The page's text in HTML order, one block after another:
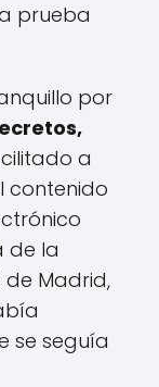
prueba
por
a
contenido
de la
Madrid,
se seguía